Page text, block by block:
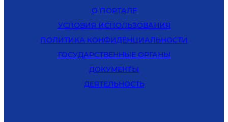
О ПОРТАЛЕ
УСЛОВИЯ ИСПОЛЬЗОВАНИЯ
ПОЛИТИКА КОНФИДЕНЦИАЛЬНОСТИ
ГОСУДАРСТВЕННЫЕ ОРГАНЫ
ДОКУМЕНТЫ
ДЕЯТЕЛЬНОСТЬ